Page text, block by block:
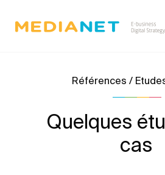
Références /
Quelques
cas